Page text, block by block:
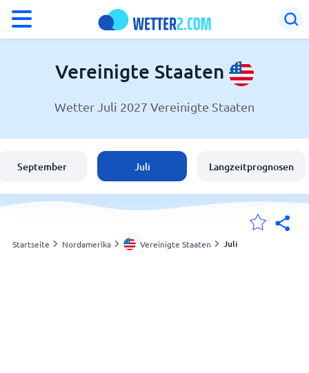
Wetter in Vereinigte Staaten
Vereinigte Staaten
Schweiz
Deutschland
Vereinigte Staaten
Wetter Juli 2027 Vereinigte Staaten
September Juli Langzeitprognosen
Startseite Nordamerika Vereinigte Staaten Juli